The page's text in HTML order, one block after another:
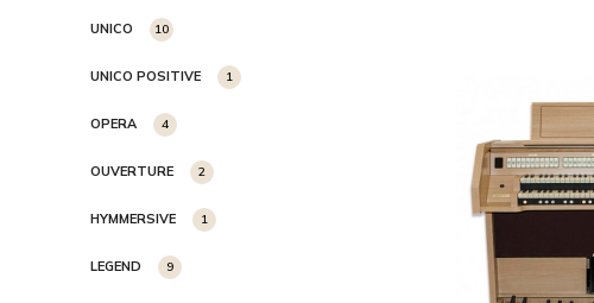
UNICO 10
UNICO POSITIVE 1
OPERA 4
OUVERTURE 2
HYMMERSIVE 1
LEGEND 9